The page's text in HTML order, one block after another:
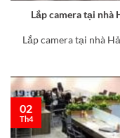
Lắp camera tại nhà
Lắp camera tại nhà
02
Th4